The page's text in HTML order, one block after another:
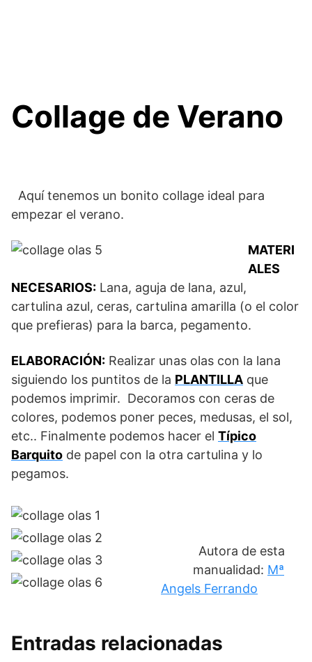
Collage de Verano
Aquí tenemos un bonito collage ideal para
empezar el verano.
MATERI
ALES
NECESARIOS: Lana, aguja de lana, azul,
cartulina azul, ceras, cartulina amarilla (o el color
que prefieras) para la barca, pegamento.
ELABORACIÓN: Realizar unas olas con la lana
siguiendo los puntitos de la PLANTILLA que
podemos imprimir. Decoramos con ceras de
colores, podemos poner peces, medusas, el sol,
etc.. Finalmente podemos hacer el Típico
Barquito de papel con la otra cartulina y lo
pegamos.
Autora de esta
manualidad: Mª
Angels Ferrando
Entradas relacionadas